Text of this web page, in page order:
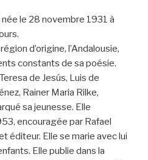
le 28 novembre 1931 à
d’origine, l’Andalousie,
constants de sa poésie.
de Jesús, Luis de
Rainer Maria Rilke,
sa jeunesse. Elle
encouragée par Rafael
éditeur. Elle se marie avec lui
Elle publie dans la